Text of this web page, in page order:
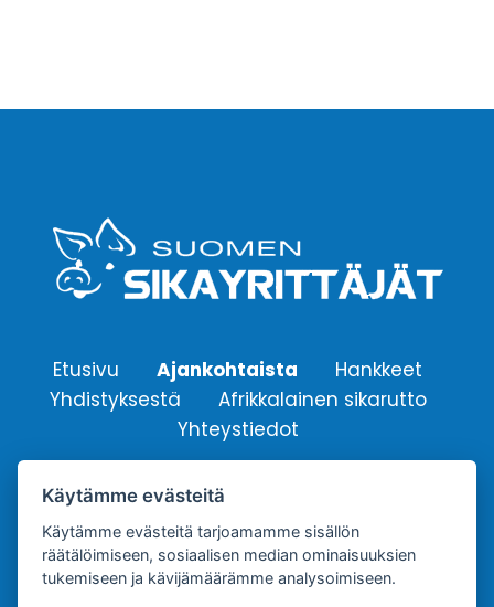
Etusivu Ajankohtaista
Hankkeet
Yhdistyksestä
Afrikkalainen sikarutto
Yhteystiedot
Suomen Sikayrittäjät ry.
Yhdistyksen sähköpostiosoite:
info@sikayrittajat.fi
Käytämme evästeitä
Käytämme evästeitä tarjoamamme sisällön
räätälöimiseen, sosiaalisen median ominaisuuksien
tukemiseen ja kävijämäärämme analysoimiseen.